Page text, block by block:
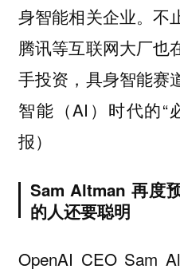
身智能相关企业。不
腾讯等互联网大厂也
手投资，具身智能赛
智能（AI）时代的“
报）
Sam Altman 再度
的人还要聪明
OpenAI CEO Sam